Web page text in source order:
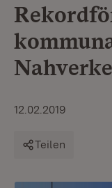
12.02.2019
Teilen